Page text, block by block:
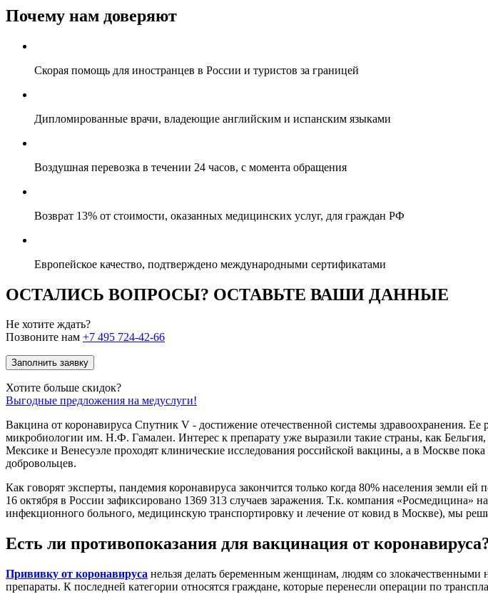
Почему нам доверяют
Скорая помощь для иностранцев в России и туристов за границей
Дипломированные врачи, владеющие английским и испанским языками
Воздушная перевозка в течении 24 часов, с момента обращения
Возврат 13% от стоимости, оказанных медицинских услуг, для граждан РФ
Европейское качество, подтверждено международными сертификатами
ОСТАЛИСЬ ВОПРОСЫ? ОСТАВЬТЕ ВАШИ ДАННЫЕ
Не хотите ждать?
Позвоните нам +7 495 724-42-66
Заполнить заявку
Хотите больше скидок?
Выгодные предложения на медуслуги!
Вакцина от коронавируса Спутник V - достижение отечественной системы здравоохранения. Ее
микробиологии им. Н.Ф. Гамалеи. Интерес к препарату уже выразили такие страны, как
Мексике и Венесуэле проходят клинические исследования российской вакцины, а в Москве
добровольцев.
Как говорят эксперты, пандемия коронавируса закончится только когда 80% населения земли
16 октября в России зафиксировано 1369 313 случаев заражения. Т.к. компания «Росмедицина»
инфекционного больного, медицинскую транспортировку и лечение от ковид в Москве), мы
Есть ли противопоказания для вакцинация от
Прививку от коронавируса нельзя делать беременным женщинам, людям со
препараты. К последней категории относятся граждане, которые перенесли операции по